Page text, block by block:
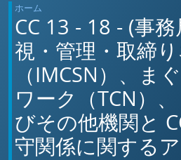
ホーム
CC 13 - 18 - (事
視・管理・取締
（IMCSN）、ま
ワーク（TCN）
びその他機関と
守関係に関する